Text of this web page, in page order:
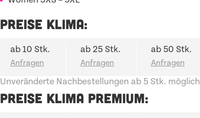
PREISE KLIMA:
ab 10 Stk. ab 25 Stk. ab 50 Stk.
Unveränderte Nachbestellungen ab 5 Stk. möglich
PREISE KLIMA PREMIUM: